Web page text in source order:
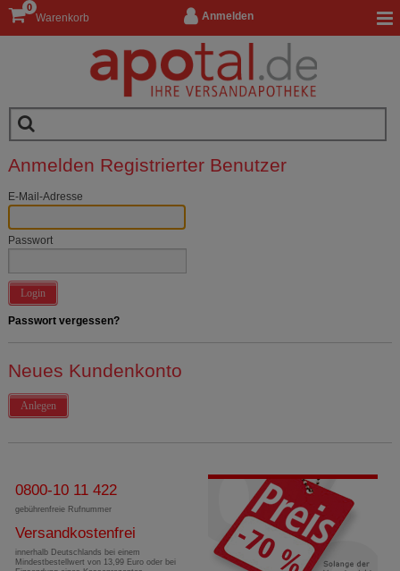
Anmelden
Warenkorb
0
Anmelden Registrierter Benutzer
E-Mail-Adresse
Passwort
Login
Passwort vergessen?
Neues Kundenkonto
Anlegen
0800-10 11 422
gebührenfreie Rufnummer
Versandkostenfrei
innerhalb Deutschlands bei einem
Mindestbestellwert von 13,99 Euro oder bei